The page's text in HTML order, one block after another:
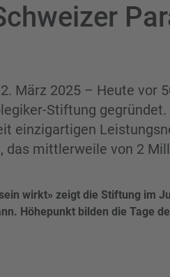
März 2025 – Heute vor
Stiftung
einzigartigen
das mittlerweile von 2
wirkt» zeigt die Stiftung im
Höhepunkt bilden die Tage